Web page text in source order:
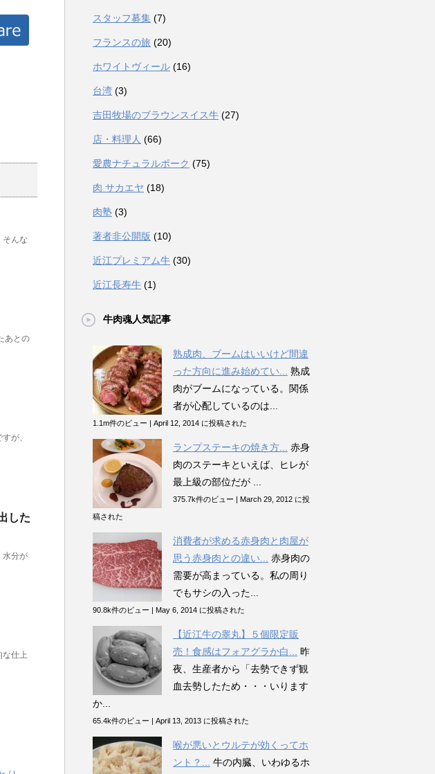
そんな
あとの
が、
した
水分が
な仕上
スタッフ募集 (7)
フランスの旅 (20)
ホワイトヴィール (16)
台湾 (3)
吉田牧場のブラウンスイス牛 (27)
店・料理人 (66)
愛農ナチュラルポーク (75)
肉 サカエヤ (18)
肉塾 (3)
著者非公開版 (10)
近江プレミアム牛 (30)
近江長寿牛 (1)
牛肉魂人気記事
熟成肉、ブームはいいけど間違
った方向に進み始めてい...
熟成
肉がブームになっている。関係
者が心配しているのは...
1.1m件のビュー | April 12, 2014 に投稿された
ランプステーキの焼き方...
赤身
肉のステーキといえば、ヒレが
最上級の部位だが ...
375.7k件のビュー | March 29, 2012 に投
稿された
消費者が求める赤身肉と肉屋が
思う赤身肉との違い...
赤身肉の
需要が高まっている。私の周り
でもサシの入った...
90.8k件のビュー | May 6, 2014 に投稿された
【近江牛の睾丸】５個限定販
売！食感はフォアグラか白...
昨
夜、生産者から「去勢できず観
血去勢したため・・・いります
か...
65.4k件のビュー | April 13, 2013 に投稿された
喉が悪いとウルテが効くってホ
ント？...
牛の内臓、いわゆるホ